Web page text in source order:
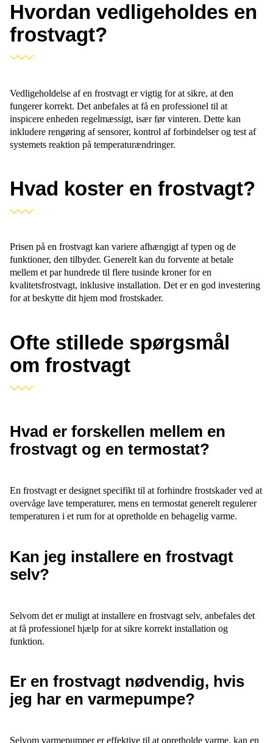
Hvordan vedligeholdes en
frostvagt?
Vedligeholdelse af en frostvagt er vigtig for at sikre, at den
fungerer korrekt. Det anbefales at få en professionel til at
inspicere enheden regelmæssigt, især før vinteren. Dette kan
inkludere rengøring af sensorer, kontrol af forbindelser og test af
systemets reaktion på temperaturændringer.
Hvad koster en frostvagt?
Prisen på en frostvagt kan variere afhængigt af typen og de
funktioner, den tilbyder. Generelt kan du forvente at betale
mellem et par hundrede til flere tusinde kroner for en
kvalitetsfrostvagt, inklusive installation. Det er en god investering
for at beskytte dit hjem mod frostskader.
Ofte stillede spørgsmål
om frostvagt
Hvad er forskellen mellem en
frostvagt og en termostat?
En frostvagt er designet specifikt til at forhindre frostskader ved at
overvåge lave temperaturer, mens en termostat generelt regulerer
temperaturen i et rum for at opretholde en behagelig varme.
Kan jeg installere en frostvagt
selv?
Selvom det er muligt at installere en frostvagt selv, anbefales det
at få professionel hjælp for at sikre korrekt installation og
funktion.
Er en frostvagt nødvendig, hvis
jeg har en varmepumpe?
Selvom varmepumper er effektive til at opretholde varme, kan en